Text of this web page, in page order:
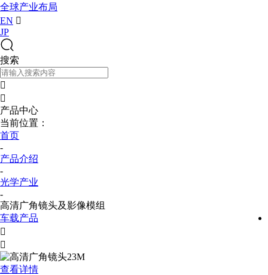
全球产业布局
EN 
JP
搜索


产品中心
当前位置：
首页
-
产品介绍
-
光学产业
-
高清广角镜头及影像模组
车载产品


查看详情